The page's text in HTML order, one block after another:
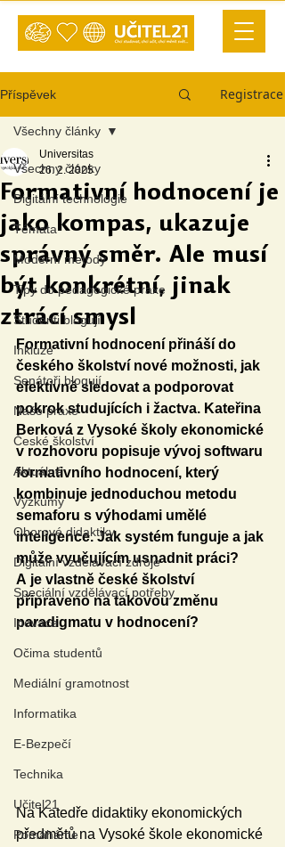
Příspěvek Registrace
Všechny články
Digitální technologie
Témata
Moderní metody
Tipy do pedagogické praxe
Studenti blogují
Inkluze
Senátoři blogují
Naše praxe
České školství
Aktuálně
Výzkumy
Oborové didaktiky
Digitální vzdělávací zdroje
Speciální vzdělávací potřeby
Inovace
Očima studentů
Mediální gramotnost
Informatika
E-Bezpečí
Technika
Učitel21
Pomáháme
Všechny články
Formativní hodnocení je
jako kompas, ukazuje
správný směr. Ale musí
být konkrétní, jinak
ztrácí smysl
Universitas
26. 2. 2025
Formativní hodnocení přináší do
českého školství nové možnosti, jak
efektivně sledovat a podporovat
pokrok studujících i žactva. Kateřina
Berková z Vysoké školy ekonomické
v rozhovoru popisuje vývoj softwaru
formativního hodnocení, který
kombinuje jednoduchou metodu
semaforu s výhodami umělé
inteligence. Jak systém funguje a jak
může vyučujícím usnadnit práci?
A je vlastně české školství
připraveno na takovou změnu
paradigmatu v hodnocení?
Na Katedře didaktiky ekonomických
předmětů na Vysoké škole ekonomické